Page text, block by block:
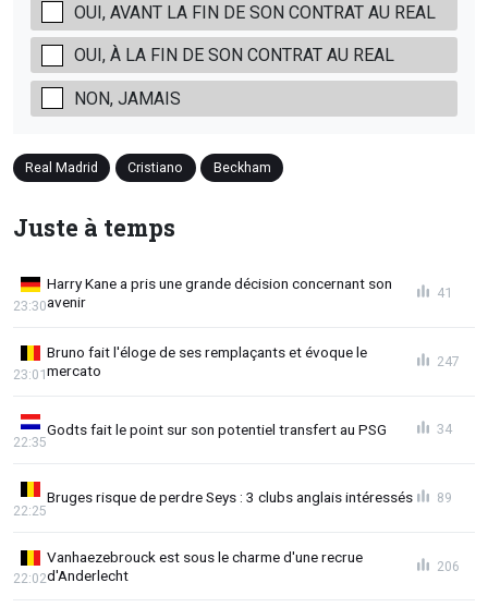
OUI, AVANT LA FIN DE SON CONTRAT AU REAL
OUI, À LA FIN DE SON CONTRAT AU REAL
NON, JAMAIS
Real Madrid Cristiano Beckham
Juste à temps
Harry Kane a pris une grande décision concernant son
avenir
23:30
41
Bruno fait l'éloge de ses remplaçants et évoque le
mercato
23:01
247
Godts fait le point sur son potentiel transfert au PSG
22:35
34
Bruges risque de perdre Seys : 3 clubs anglais intéressés
22:25
89
Vanhaezebrouck est sous le charme d'une recrue
d'Anderlecht
22:02
206